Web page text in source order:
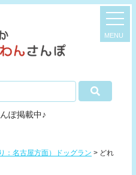
ぽ掲載中♪
：名古屋方面）ドッグラン > どれ